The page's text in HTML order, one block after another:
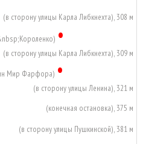
(в сторону улицы Карла Либкнехта), 308 м
•
(в сторону улицы Карла Либкнехта), 309 м
Мир Фарфора) •
(в сторону улицы Ленина), 321 м
(конечная остановка), 375 м
(в сторону улицы Пушкинской), 381 м